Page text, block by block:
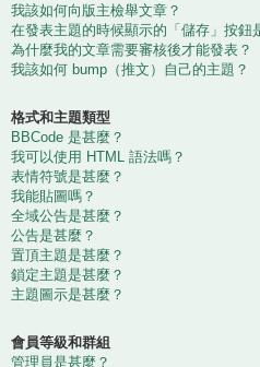
我該如何向版主檢舉文章？
在發表主題的時候顯示的「儲存」按鈕
為什麼我的文章需要審核後才能發表？
我該如何 bump（推文）自己的主題？
格式和主題類型
BBCode 是甚麼？
我可以使用 HTML 語法嗎？
表情符號是甚麼？
我能貼圖嗎？
全域公告是甚麼？
公告是甚麼？
置頂主題是甚麼？
鎖定主題是甚麼？
主題圖示是甚麼？
會員等級和群組
管理員是甚麼？